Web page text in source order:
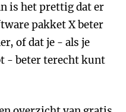
is het prettig dat er
pakket X beter
of dat je - als je
- beter terecht kunt